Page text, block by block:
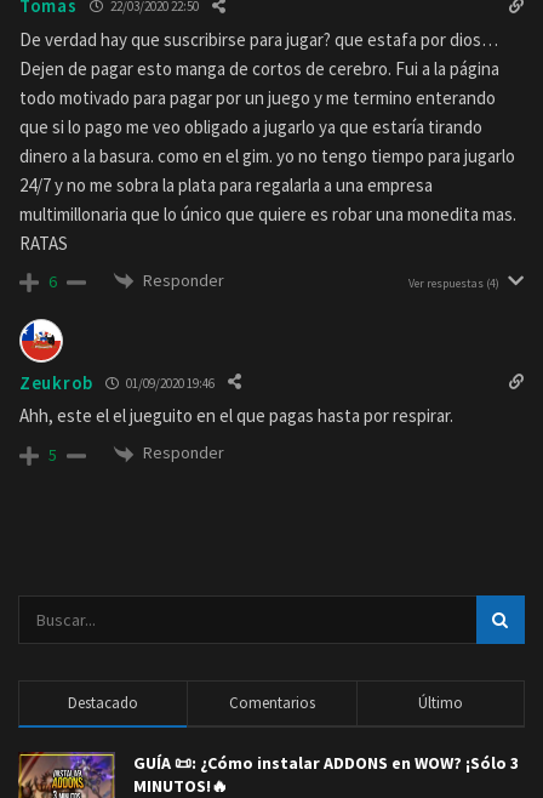
Tomas 22/03/2020 22:50
De verdad hay que suscribirse para jugar? que estafa por dios…
Dejen de pagar esto manga de cortos de cerebro. Fui a la página
todo motivado para pagar por un juego y me termino enterando
que si lo pago me veo obligado a jugarlo ya que estaría tirando
dinero a la basura. como en el gim. yo no tengo tiempo para jugarlo
24/7 y no me sobra la plata para regalarla a una empresa
multimillonaria que lo único que quiere es robar una monedita mas.
RATAS
6 Responder Ver respuestas (4)
Zeukrob 01/09/2020 19:46
Ahh, este el el jueguito en el que pagas hasta por respirar.
5 Responder
Destacado Comentarios Último
GUÍA 📜: ¿Cómo instalar ADDONS en WOW? ¡Sólo 3
MINUTOS!🔥